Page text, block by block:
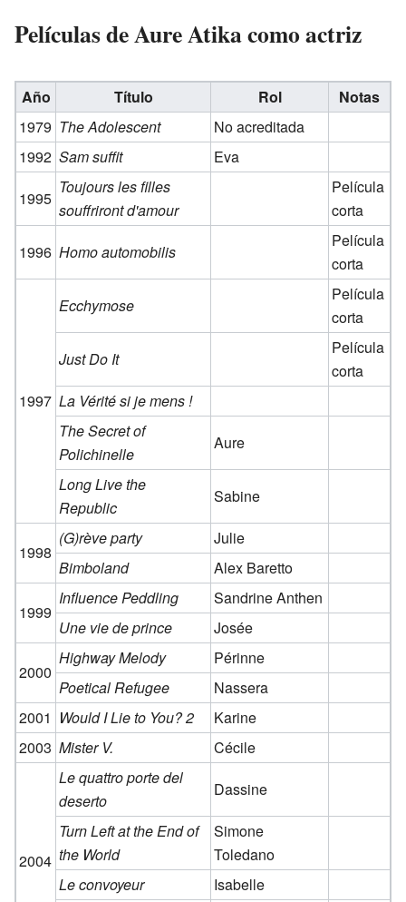
Películas de Aure Atika como actriz
Año Título Rol
Notas
1979 The Adolescent
No acreditada
1992 Sam suffit
Eva
1995
Toujours les filles
souffriront d'amour
Película
corta
1996 Homo automobilis
Película
corta
1997
Ecchymose
Película
corta
Just Do It
Película
corta
La Vérité si je mens !
The Secret of
Polichinelle
Aure
Long Live the
Republic
Sabine
1998
(G)rève party
Julie
Bimboland
Alex Baretto
1999
Influence Peddling
Sandrine Anthen
Une vie de prince
Josée
2000
Highway Melody
Périnne
Poetical Refugee
Nassera
2001 Would I Lie to You? 2
Karine
2003 Mister V. Cécile
2004
Le quattro porte del
deserto
Dassine
Turn Left at the End of
the World
Simone
Toledano
Le convoyeur
Isabelle